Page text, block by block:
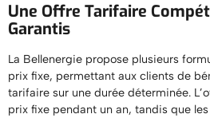
Une Offre Tarifaire
Garantis
La Bellenergie propose plusieurs
prix fixe, permettant aux clients de
tarifaire sur une durée déterminée.
prix fixe pendant un an, tandis que